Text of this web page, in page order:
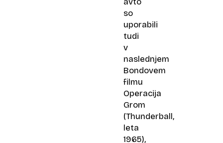
so
uporabili
tudi
v
naslednjem
Bondovem
filmu
Operacija
Grom
(Thunderball,
leta
1965),